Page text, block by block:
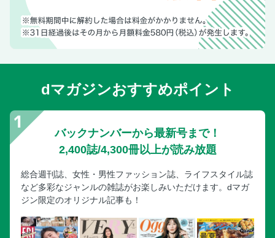
dマガジンおすすめポイント
バックナンバーから最新号まで！
2,400誌/4,300冊以上が読み放題
総合週刊誌、女性・男性ファッション誌、ライフスタイル誌
など多彩なジャンルの雑誌がお楽しみいただけます。dマガ
ジン限定のオリジナル記事も！